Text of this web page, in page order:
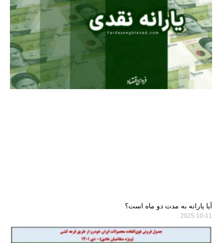
آیا یارانه به مدت دو ماه است؟
2025-10-11